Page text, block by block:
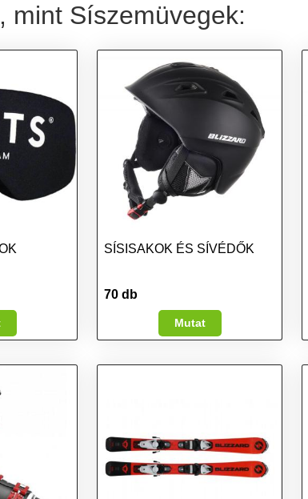
mint Síszemüvegek:
SÍSISAKOK ÉS SÍVÉDŐK
70 db
Mutat